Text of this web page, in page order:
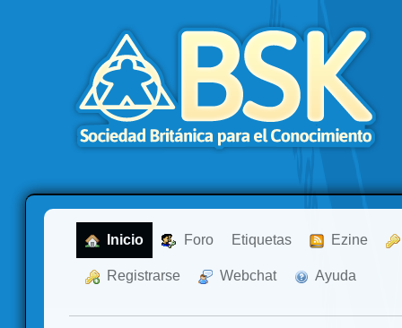
Inicio Foro Etiquetas Ezine
Registrarse Webchat Ayuda